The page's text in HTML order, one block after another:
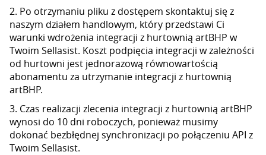
2. Po otrzymaniu pliku z dostępem skontaktuj się z
naszym działem handlowym, który przedstawi Ci
warunki wdrożenia integracji z hurtownią artBHP w
Twoim Sellasist. Koszt podpięcia integracji w zależności
od hurtowni jest jednorazową równowartością
abonamentu za utrzymanie integracji z hurtownią
artBHP.
3. Czas realizacji zlecenia integracji z hurtownią artBHP
wynosi do 10 dni roboczych, ponieważ musimy
dokonać bezbłędnej synchronizacji po połączeniu API z
Twoim Sellasist.